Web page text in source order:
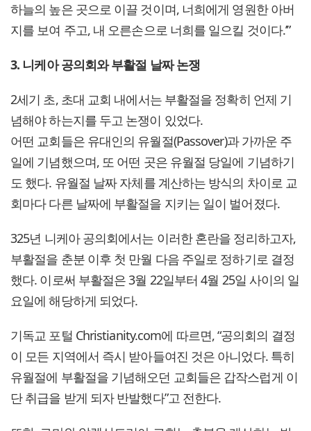
하늘의 높은 곳으로 이끌 것이며, 너희에게 영원한 아버
지를 보여 주고, 내 오른손으로 너희를 일으킬 것이다.’”
3. 니케아 공의회와 부활절 날짜 논쟁
2세기 초, 초대 교회 내에서는 부활절을 정확히 언제 기
념해야 하는지를 두고 논쟁이 있었다.
어떤 교회들은 유대인의 유월절(Passover)과 가까운 주
일에 기념했으며, 또 어떤 곳은 유월절 당일에 기념하기
도 했다. 유월절 날짜 자체를 계산하는 방식의 차이로 교
회마다 다른 날짜에 부활절을 지키는 일이 벌어졌다.
325년 니케아 공의회에서는 이러한 혼란을 정리하고자,
부활절을 춘분 이후 첫 만월 다음 주일로 정하기로 결정
했다. 이로써 부활절은 3월 22일부터 4월 25일 사이의 일
요일에 해당하게 되었다.
기독교 포털 Christianity.com에 따르면, “공의회의 결정
이 모든 지역에서 즉시 받아들여진 것은 아니었다. 특히
유월절에 부활절을 기념해오던 교회들은 갑작스럽게 이
단 취급을 받게 되자 반발했다”고 전한다.